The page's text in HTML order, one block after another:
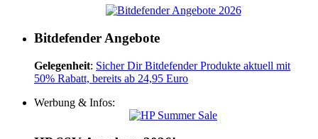
Bitdefender Angebote
Gelegenheit: Sicher Dir Bitdefender Produkte aktuell mit
50% Rabatt, bereits ab 24,95 Euro
Werbung & Infos: